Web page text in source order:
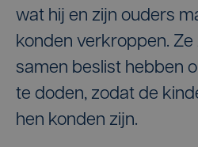
wat hij en zijn ouders
konden verkroppen.
samen beslist hebben
te doden, zodat de
hen konden zijn.